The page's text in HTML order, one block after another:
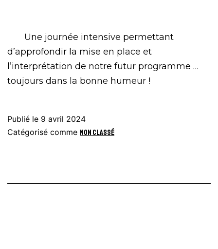
Une journée intensive permettant
d’approfondir la mise en place et
l’interprétation de notre futur programme …
toujours dans la bonne humeur !
Publié le 9 avril 2024
Catégorisé comme Non classé